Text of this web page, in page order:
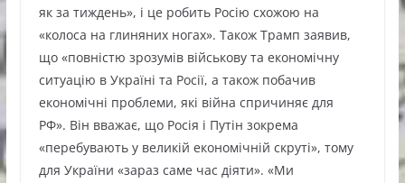
як за тиждень», і це робить Росію схожою на
«колоса на глиняних ногах». Також Трамп заявив,
що «повністю зрозумів військову та економічну
ситуацію в Україні та Росії, а також побачив
економічні проблеми, які війна спричиняє для
РФ». Він вважає, що Росія і Путін зокрема
«перебувають у великій економічній скруті», тому
для України «зараз саме час діяти». «Ми